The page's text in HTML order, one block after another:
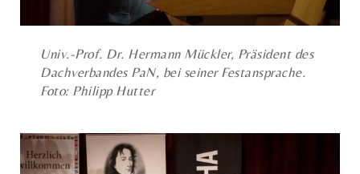
Univ.-Prof. Dr. Hermann Mückler, Präsident des
Dachverbandes PaN, bei seiner Festansprache.
Foto: Philipp Hutter